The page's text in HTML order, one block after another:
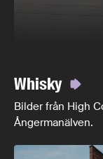
Whisky
Bilder från High
Ångermanälven.